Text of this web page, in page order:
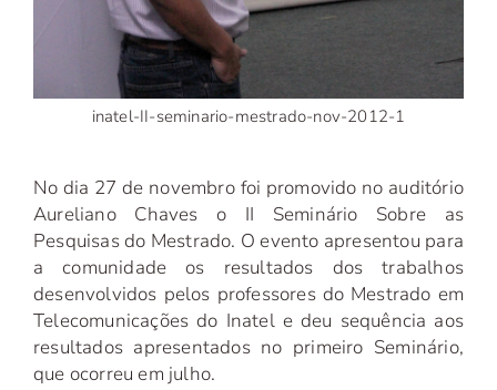
inatel-II-seminario-mestrado-nov-2012-1
No dia 27 de novembro foi promovido no auditório
Aureliano Chaves o II Seminário Sobre as
Pesquisas do Mestrado. O evento apresentou para
a comunidade os resultados dos trabalhos
desenvolvidos pelos professores do Mestrado em
Telecomunicações do Inatel e deu sequência aos
resultados apresentados no primeiro Seminário,
que ocorreu em julho.